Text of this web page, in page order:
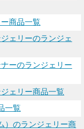
商品一覧
ェリーのランジェ
ーのランジェリー
ェリー商品一覧
一覧
）のランジェリー商